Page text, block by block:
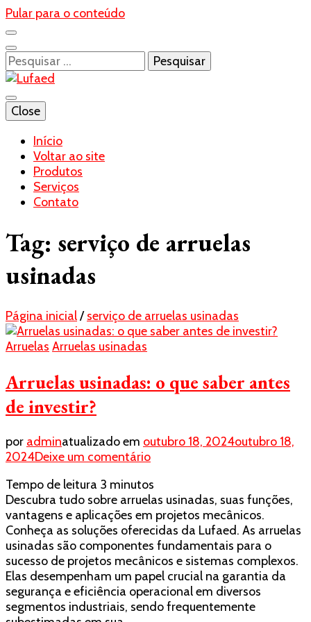
Pular para o conteúdo
Pesquisar
por:
Lufaed
Blog- Lufaed
Close
Início
Voltar ao site
Produtos
Serviços
Contato
Tag: serviço de arruelas
usinadas
Página inicial/ serviço de arruelas usinadas
Arruelas Arruelas usinadas
Arruelas usinadas: o que saber antes
de investir?
por adminatualizado em outubro 18, 2024outubro 18,
2024Deixe um comentárioem
usinadas:
o
que
saber
antes
de
investir?
Tempo de leitura 3 minutos
Descubra tudo sobre arruelas usinadas, suas funções,
vantagens e aplicações em projetos mecânicos.
Conheça as soluções oferecidas da Lufaed. As arruelas
usinadas são componentes fundamentais para o
sucesso de projetos mecânicos e sistemas complexos.
Elas desempenham um papel crucial na garantia da
segurança e eficiência operacional em diversos
segmentos industriais, sendo frequentemente